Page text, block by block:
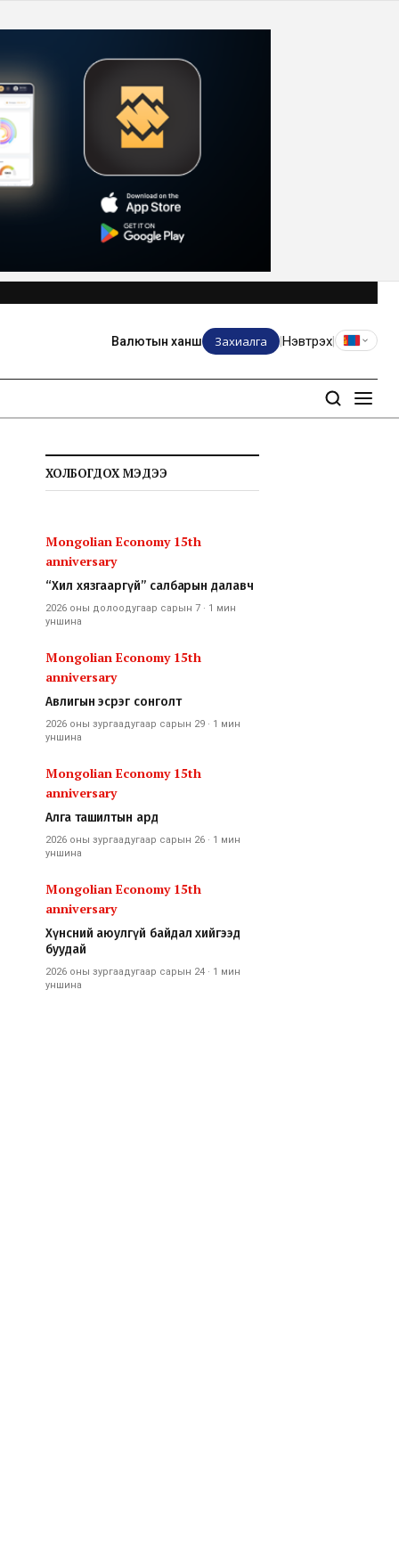
Валютын ханш Захиалга Нэвтрэх
ХОЛБОГДОХ МЭДЭЭ
Mongolian Economy 15th
anniversary
“Хил хязгааргүй” салбарын далавч
2026 оны долоодугаар сарын 7 · 1 мин
уншина
Mongolian Economy 15th
anniversary
Авлигын эсрэг сонголт
2026 оны зургаадугаар сарын 29 · 1 мин
уншина
Mongolian Economy 15th
anniversary
Алга ташилтын ард
2026 оны зургаадугаар сарын 26 · 1 мин
уншина
Mongolian Economy 15th
anniversary
Хүнсний аюулгүй байдал хийгээд
буудай
2026 оны зургаадугаар сарын 24 · 1 мин
уншина